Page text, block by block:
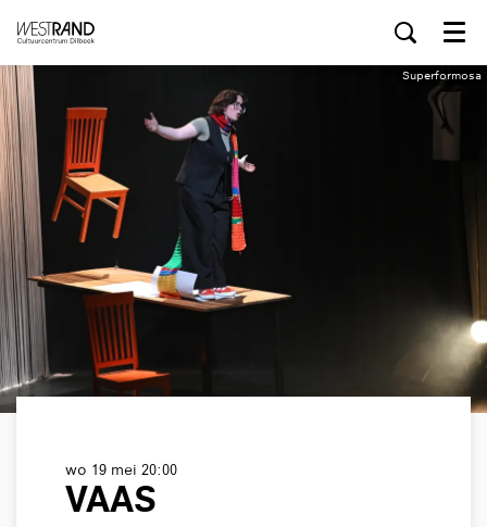
Menu
Superformosa
VAAS
wo 19 mei 20:00